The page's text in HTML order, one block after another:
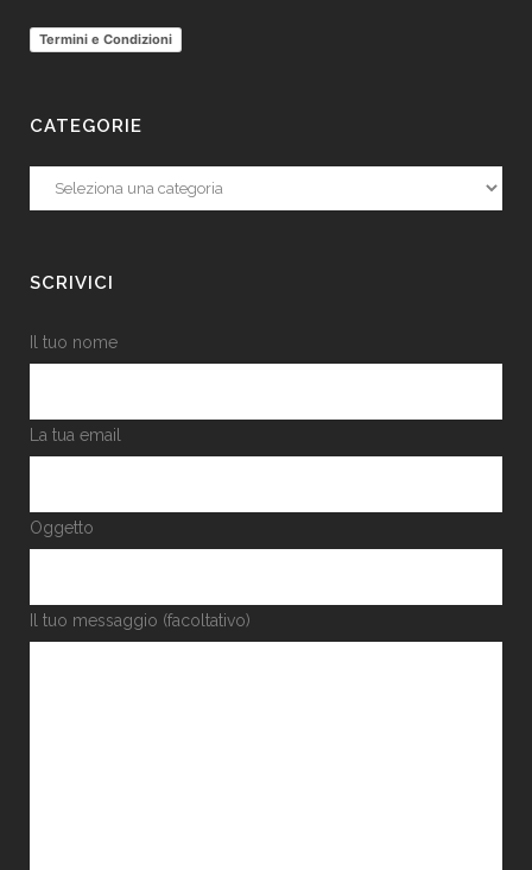
Termini e Condizioni
CATEGORIE
Categorie
SCRIVICI
Il tuo nome
La tua email
Oggetto
Il tuo messaggio (facoltativo)